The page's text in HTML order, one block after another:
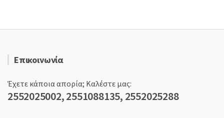
Επικοινωνία
Έχετε κάποια απορία; Καλέστε μας:
2552025002, 2551088135, 2552025288